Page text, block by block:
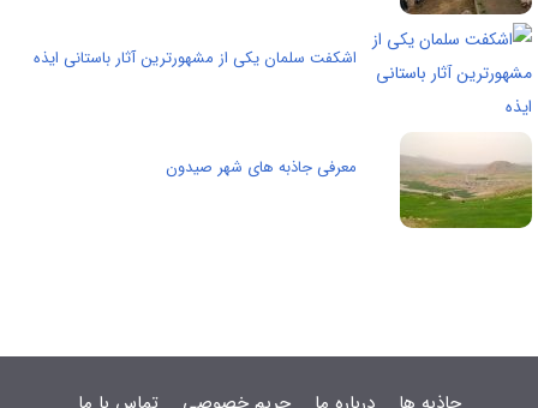
اشکفت سلمان یکی از مشهورترین آثار باستانی ایذه
معرفی جاذبه های شهر صیدون